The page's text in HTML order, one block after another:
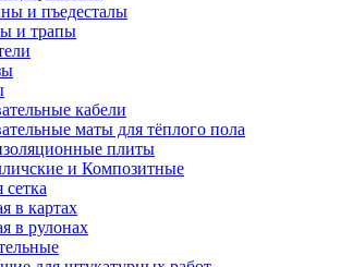
и пъедесталы
и трапы
кабели
маты для тёплого пола
плиты
и Композитные
в картах
в рулонах